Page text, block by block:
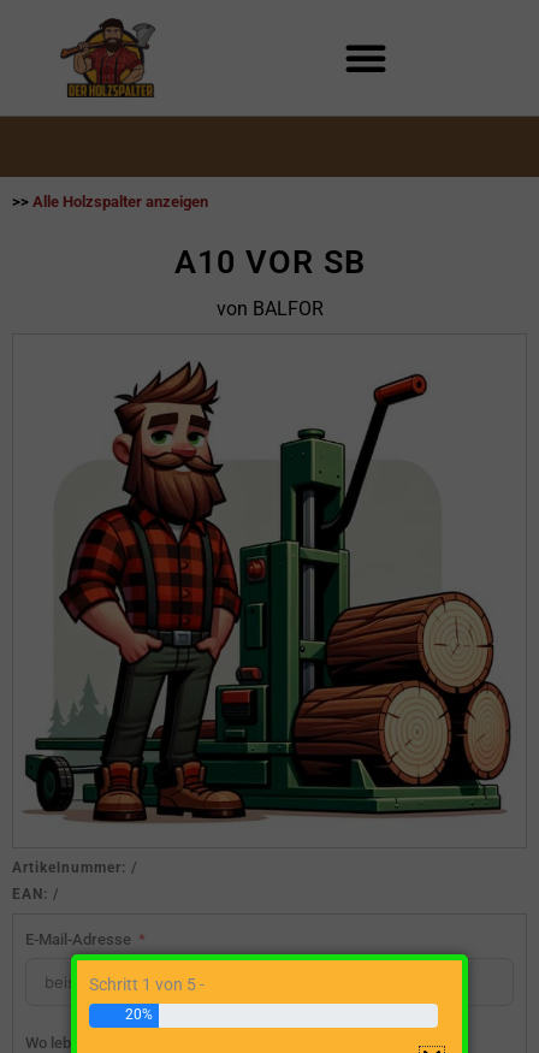
>> Alle Holzspalter anzeigen
A10 VOR SB
von BALFOR
Artikelnummer: /
EAN: /
E-Mail-Adresse
Wo lebst du?
Schritt 1 von 5 -
20%